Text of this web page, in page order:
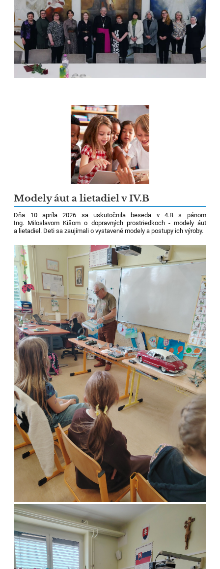
Modely áut a lietadiel v IV.B
Dňa 10 apríla 2026 sa uskutočnila beseda v 4.B s pánom
Ing. Miloslavom Kišom o dopravných prostriedkoch - modely áut
a lietadiel. Deti sa zaujímali o vystavené modely a postupy ich výroby.